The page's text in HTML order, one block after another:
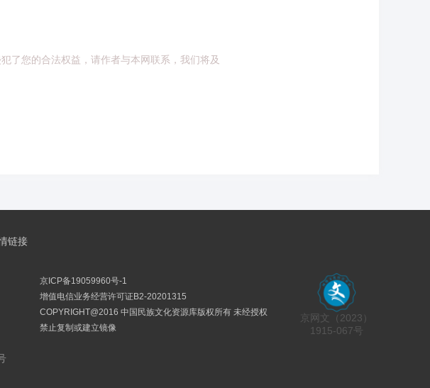
了您的合法权益，请作者与本网联系，我们将及
链接
京ICP备19059960号-1
增值电信业务经营许可证B2-20201315
COPYRIGHT@2016 中国民族文化资源库版权所有 未经授权
禁止复制或建立镜像
京网文（2023）
1915-067号